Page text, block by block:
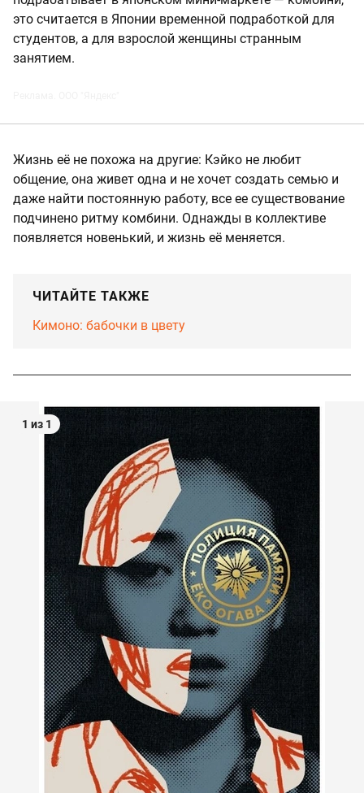
это считается в Японии временной подработкой для
студентов, а для взрослой женщины странным
занятием.
Жизнь её не похожа на другие: Кэйко не любит
общение, она живет одна и не хочет создать семью и
даже найти постоянную работу, все ее существование
подчинено ритму комбини. Однажды в коллективе
появляется новенький, и жизнь её меняется.
ЧИТАЙТЕ ТАКЖЕ
Кимоно: бабочки в цвету
1 из 1